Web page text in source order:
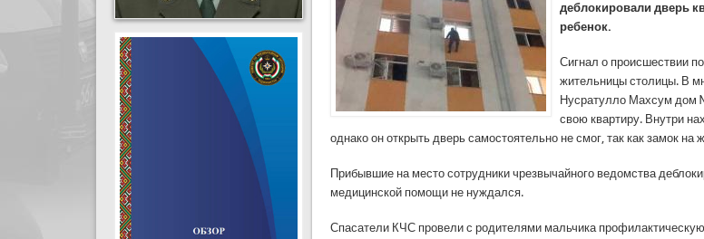
деблокировали дверь
ребенок.
Сигнал о происшествии
жительницы столицы. В
Нусратулло Махсум дом
свою квартиру. Внутри
однако он открыть дверь самостоятельно не смог, так как замок на
Прибывшие на место сотрудники чрезвычайного ведомства
медицинской помощи не нуждался.
Спасатели КЧС провели с родителями мальчика